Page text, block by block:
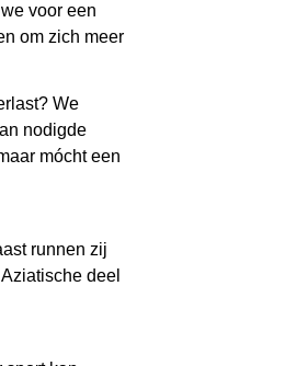
voor een
om zich meer
We
nodigde
mócht een
runnen zij
deel